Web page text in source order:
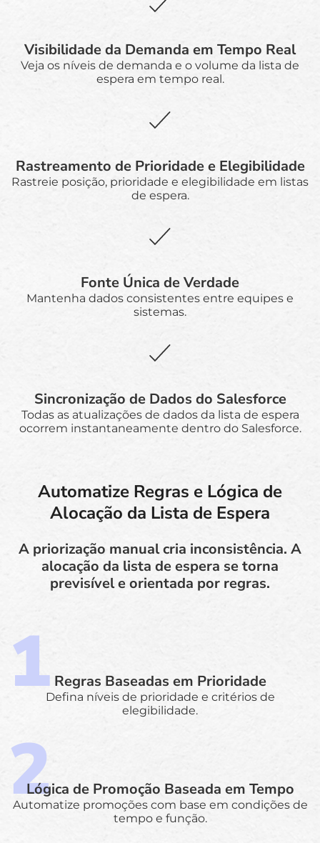
Visibilidade da Demanda em Tempo Real
Veja os níveis de demanda e o volume da lista de
espera em tempo real.
Rastreamento de Prioridade e Elegibilidade
Rastreie posição, prioridade e elegibilidade em listas
de espera.
Fonte Única de Verdade
Mantenha dados consistentes entre equipes e
sistemas.
Sincronização de Dados do Salesforce
Todas as atualizações de dados da lista de espera
ocorrem instantaneamente dentro do Salesforce.
Automatize Regras e Lógica de
Alocação da Lista de Espera
A priorização manual cria inconsistência. A
alocação da lista de espera se torna
previsível e orientada por regras.
Regras Baseadas em Prioridade
Defina níveis de prioridade e critérios de
elegibilidade.
Lógica de Promoção Baseada em Tempo
Automatize promoções com base em condições de
tempo e função.